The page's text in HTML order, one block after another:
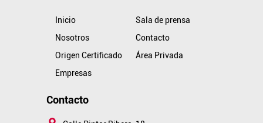
Inicio
Nosotros
Origen Certificado
Empresas
Sala de prensa
Contacto
Área Privada
Contacto